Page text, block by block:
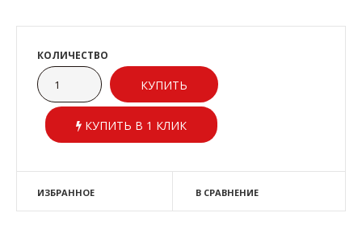
КОЛИЧЕСТВО
КУПИТЬ В 1 КЛИК
ИЗБРАННОЕ В СРАВНЕНИЕ